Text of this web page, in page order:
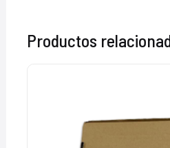
Productos